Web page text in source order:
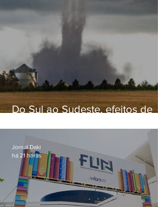
Do Sul ao Sudeste, efeitos de
apreensão na população
Jornal Daki
há 21 horas